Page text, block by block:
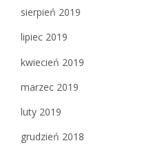
sierpień 2019
lipiec 2019
kwiecień 2019
marzec 2019
luty 2019
grudzień 2018